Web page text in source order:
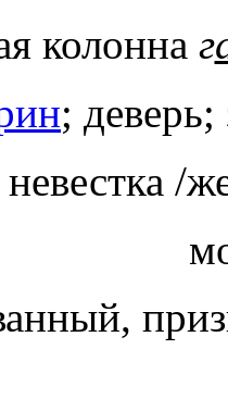
колонна г
;
невестка /